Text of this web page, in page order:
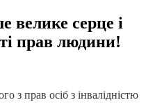
велике серце і
прав людини!
з прав осіб з інвалідністю